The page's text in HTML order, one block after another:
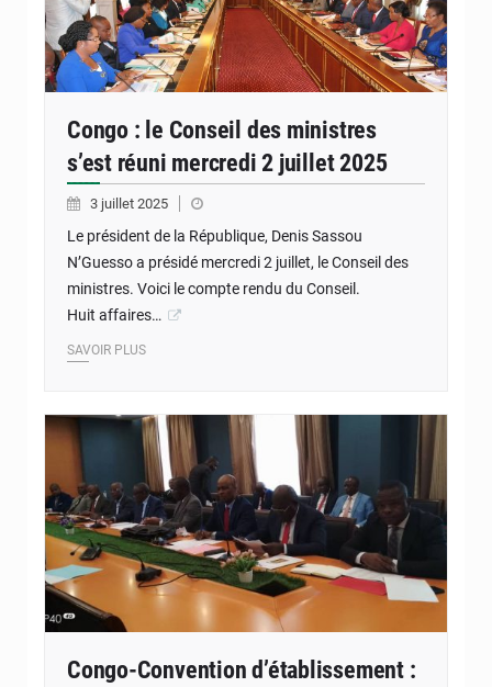
Congo : le Conseil des ministres
s’est réuni mercredi 2 juillet 2025
3 juillet 2025
Le président de la République, Denis Sassou
N’Guesso a présidé mercredi 2 juillet, le Conseil des
ministres. Voici le compte rendu du Conseil.
Huit affaires…
SAVOIR PLUS
Congo-Convention d’établissement :